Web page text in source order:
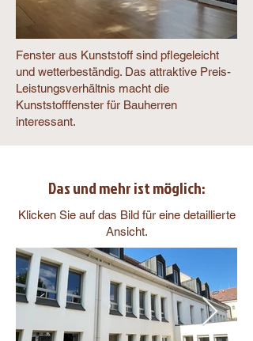
Fenster aus Kunststoff sind pflegeleicht
und wetterbeständig. Das attraktive Preis-
Leistungsverhältnis macht die
Kunststofffenster für Bauherren
interessant.
Das und mehr ist möglich:
Klicken Sie auf das Bild für eine detaillierte
Ansicht.